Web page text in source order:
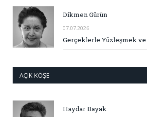
Dikmen Gürün
07.07.2026
Gerçeklerle Yüzleşmek
AÇIK KÖŞE
Haydar Bayak